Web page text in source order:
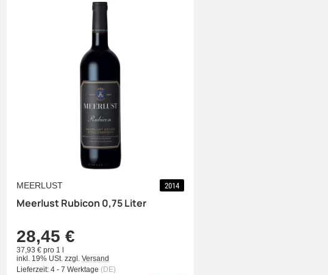
MEERLUST 2014
Meerlust Rubicon 0,75 Liter
28,45 €
37,93 € pro 1 l
inkl. 19% USt. zzgl. Versand
Lieferzeit: 4 - 7 Werktage (DE)